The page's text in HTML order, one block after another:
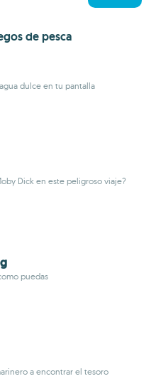
de pesca
dulce en tu pantalla
Dick en este peligroso viaje?
puedas
a encontrar el tesoro